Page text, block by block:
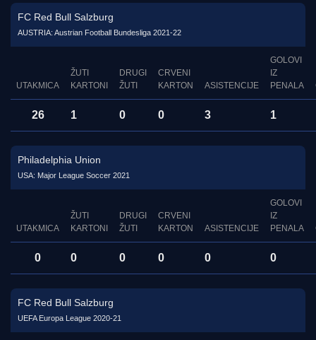
FC Red Bull Salzburg
AUSTRIA: Austrian Football Bundesliga 2021-22
UTAKMICA
ŽUTI
KARTONI
DRUGI
ŽUTI
CRVENI
KARTON
ASISTENCIJE
GOLOVI
IZ
PENALA
26 1 0 0 3 1
Philadelphia Union
USA: Major League Soccer 2021
UTAKMICA
ŽUTI
KARTONI
DRUGI
ŽUTI
CRVENI
KARTON
ASISTENCIJE
GOLOVI
IZ
PENALA
0 0 0 0 0 0
FC Red Bull Salzburg
UEFA Europa League 2020-21